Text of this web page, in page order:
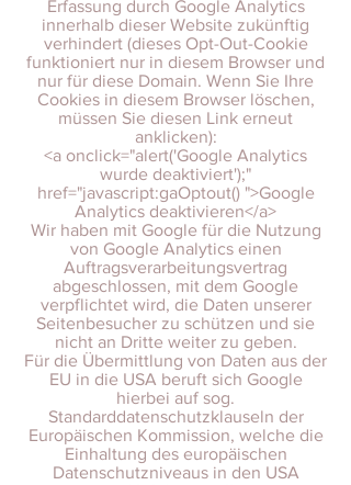
Erfassung durch Google Analytics
innerhalb dieser Website zukünftig
verhindert (dieses Opt-Out-Cookie
funktioniert nur in diesem Browser und
nur für diese Domain. Wenn Sie Ihre
Cookies in diesem Browser löschen,
müssen Sie diesen Link erneut
anklicken):
<a onclick="alert('Google Analytics
wurde deaktiviert');"
href="javascript:gaOptout() ">Google
Analytics deaktivieren</a>
Wir haben mit Google für die Nutzung
von Google Analytics einen
Auftragsverarbeitungsvertrag
abgeschlossen, mit dem Google
verpflichtet wird, die Daten unserer
Seitenbesucher zu schützen und sie
nicht an Dritte weiter zu geben.
Für die Übermittlung von Daten aus der
EU in die USA beruft sich Google
hierbei auf sog.
Standarddatenschutzklauseln der
Europäischen Kommission, welche die
Einhaltung des europäischen
Datenschutzniveaus in den USA